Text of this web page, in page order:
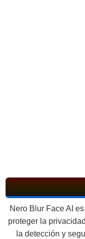
Nero Blur Face AI
proteger la
la detección y